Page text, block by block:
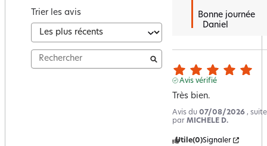
Trier les avis
Bonne journée
  Daniel
Avis vérifié
Très bien.
Avis du 07/08/2026 ,
par MICHELE D.
Utile(0)Signaler